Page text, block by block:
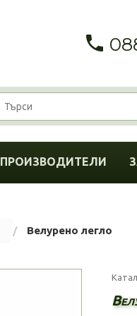
ПРОИЗВОДИТЕЛИ
Велурено легло